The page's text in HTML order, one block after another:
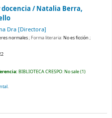
/Natalia Berra,
Dra[Directora]
normales; Forma literaria:No es ficción ;
BIBLIOTECA CRESPO: No sale(1)
.